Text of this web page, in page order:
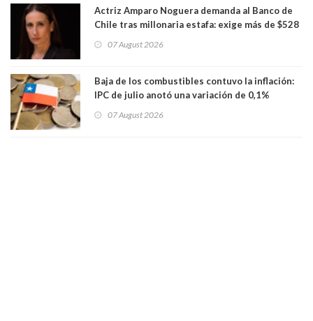
Actriz Amparo Noguera demanda al Banco de
Chile tras millonaria estafa: exige más de $528
07 August 2026
Baja de los combustibles contuvo la inflación:
IPC de julio anotó una variación de 0,1%
07 August 2026